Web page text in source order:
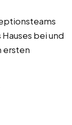
bei und
ersten